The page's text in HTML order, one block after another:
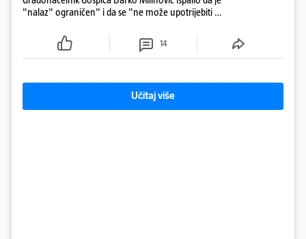
"nalaz" ograničen" i da se "ne može upotrijebiti za
ga je naručio Uskok i da je dio spisa
14
Učitaj više